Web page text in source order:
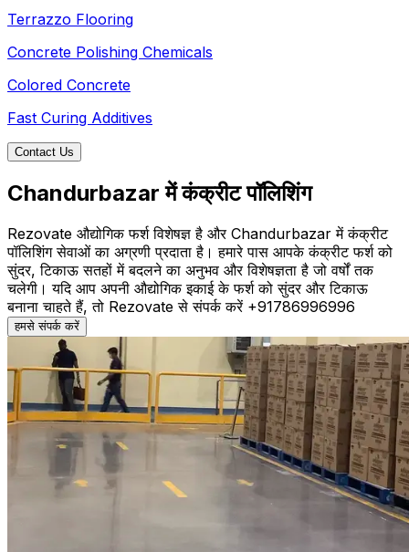
Terrazzo Flooring
Concrete Polishing Chemicals
Colored Concrete
Fast Curing Additives
Contact Us
Chandurbazar में कंक्रीट पॉलिशिंग
Rezovate औद्योगिक फर्श विशेषज्ञ है और Chandurbazar में कंक्रीट
पॉलिशिंग सेवाओं का अग्रणी प्रदाता है। हमारे पास आपके कंक्रीट फर्श को
सुंदर, टिकाऊ सतहों में बदलने का अनुभव और विशेषज्ञता है जो वर्षों तक
चलेगी। यदि आप अपनी औद्योगिक इकाई के फर्श को सुंदर और टिकाऊ
बनाना चाहते हैं, तो Rezovate से संपर्क करें +91786996996
हमसे संपर्क करें